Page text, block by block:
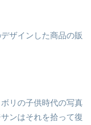
ザインした商品の販
リの子供時代の写真
ンはそれを拾って復